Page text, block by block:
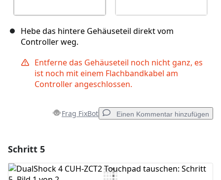
Hebe das hintere Gehäuseteil direkt vom
Controller weg.
Entferne das Gehäuseteil noch nicht ganz, es
ist noch mit einem Flachbandkabel am
Controller angeschlossen.
Frag FixBot Einen Kommentar hinzufügen
Kommentar hinzufügen
Schritt 5